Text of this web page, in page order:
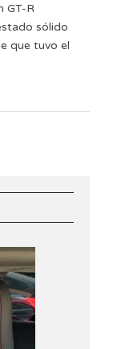
GT-R
sólido
que tuvo el